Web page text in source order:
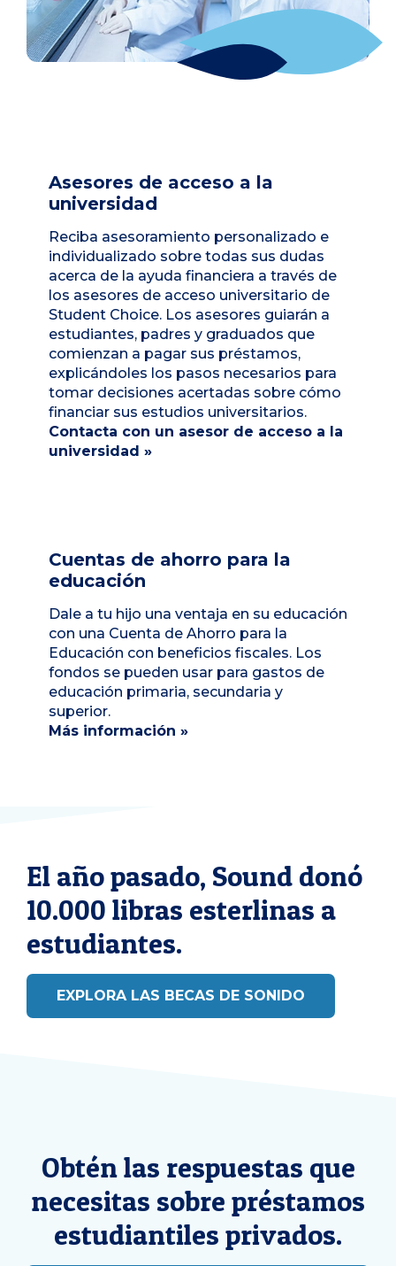
Asesores de acceso a la
universidad
Reciba asesoramiento personalizado e
individualizado sobre todas sus dudas
acerca de la ayuda financiera a través de
los asesores de acceso universitario de
Student Choice. Los asesores guiarán a
estudiantes, padres y graduados que
comienzan a pagar sus préstamos,
explicándoles los pasos necesarios para
tomar decisiones acertadas sobre cómo
financiar sus estudios universitarios.
Contacta con un asesor de acceso a la
universidad »
Cuentas de ahorro para la
educación
Dale a tu hijo una ventaja en su educación
con una Cuenta de Ahorro para la
Educación con beneficios fiscales. Los
fondos se pueden usar para gastos de
educación primaria, secundaria y
superior.
Más información »
El año pasado, Sound donó
10.000 libras esterlinas a
estudiantes.
EXPLORA LAS BECAS DE SONIDO
Obtén las respuestas que
necesitas sobre préstamos
estudiantiles privados.